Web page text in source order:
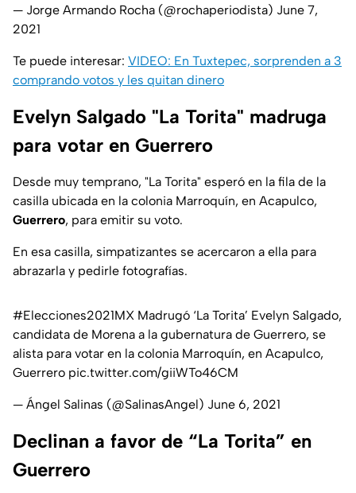
— Jorge Armando Rocha (@rochaperiodista) June 7,
2021
Te puede interesar: VIDEO: En Tuxtepec, sorprenden a 3
comprando votos y les quitan dinero
Evelyn Salgado "La Torita" madruga
para votar en Guerrero
Desde muy temprano, "La Torita" esperó en la fila de la
casilla ubicada en la colonia Marroquín, en Acapulco,
Guerrero, para emitir su voto.
En esa casilla, simpatizantes se acercaron a ella para
abrazarla y pedirle fotografías.
#Elecciones2021MX Madrugó ‘La Torita’ Evelyn Salgado,
candidata de Morena a la gubernatura de Guerrero, se
alista para votar en la colonia Marroquín, en Acapulco,
Guerrero pic.twitter.com/giiWTo46CM
— Ángel Salinas (@SalinasAngel) June 6, 2021
Declinan a favor de “La Torita” en
Guerrero